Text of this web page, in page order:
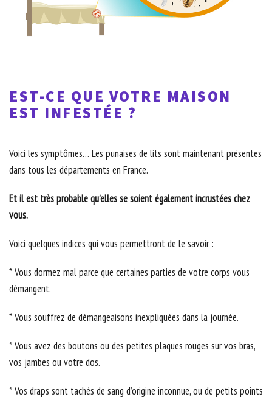
EST-CE QUE VOTRE MAISON
EST INFESTÉE ?
Voici les symptômes… Les punaises de lits sont maintenant présentes
dans tous les départements en France.
Et il est très probable qu’elles se soient également incrustées chez
vous.
Voici quelques indices qui vous permettront de le savoir :
* Vous dormez mal parce que certaines parties de votre corps vous
démangent.
* Vous souffrez de démangeaisons inexpliquées dans la journée.
* Vous avez des boutons ou des petites plaques rouges sur vos bras,
vos jambes ou votre dos.
* Vos draps sont tachés de sang d’origine inconnue, ou de petits points